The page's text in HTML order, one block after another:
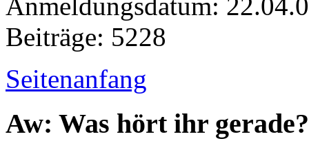
Beiträge: 5228
Seitenanfang
Aw: Was hört ihr gerade?